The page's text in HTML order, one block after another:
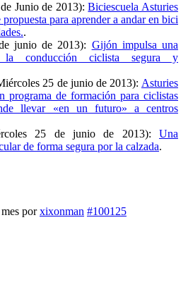
Junio de 2013):Biciescuela Asturies
para aprender a andar en bici
.
junio de 2013): Gijón impulsa una
la conducción ciclista segura y
25 de junio de 2013): Asturies
programa de formación para ciclistas
llevar «en un futuro» a centros
25 de junio de 2013): Una
de forma segura por la calzada.
porxixonman #100125